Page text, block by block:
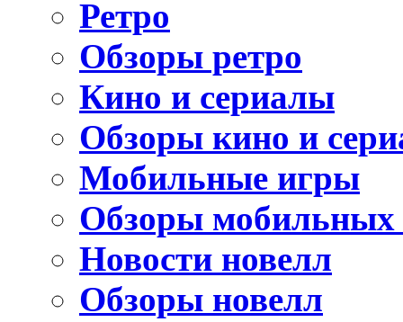
Ретро
Обзоры ретро
Кино и сериалы
Обзоры кино и
Мобильные игры
Обзоры мобильных
Новости новелл
Обзоры новелл